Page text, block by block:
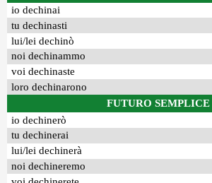
io dechinai
tu dechinasti
lui/lei dechinò
noi dechinammo
voi dechinaste
loro dechinarono
FUTURO SEMPLICE
io dechinerò
tu dechinerai
lui/lei dechinerà
noi dechineremo